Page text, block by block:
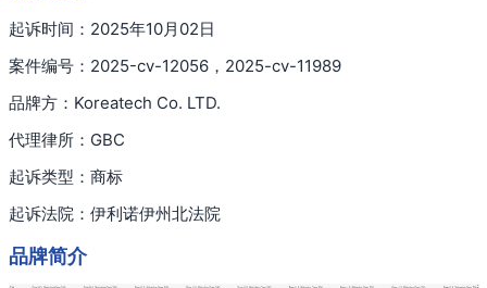
起诉时间：2025年10月02日
案件编号：2025-cv-12056，2025-cv-11989
品牌方：Koreatech Co. LTD.
代理律所：GBC
起诉类型：商标
起诉法院：伊利诺伊州北法院
品牌简介